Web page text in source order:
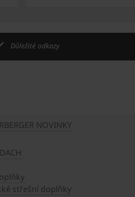
Důležité odkazy
NOVINKY
střešní doplňky